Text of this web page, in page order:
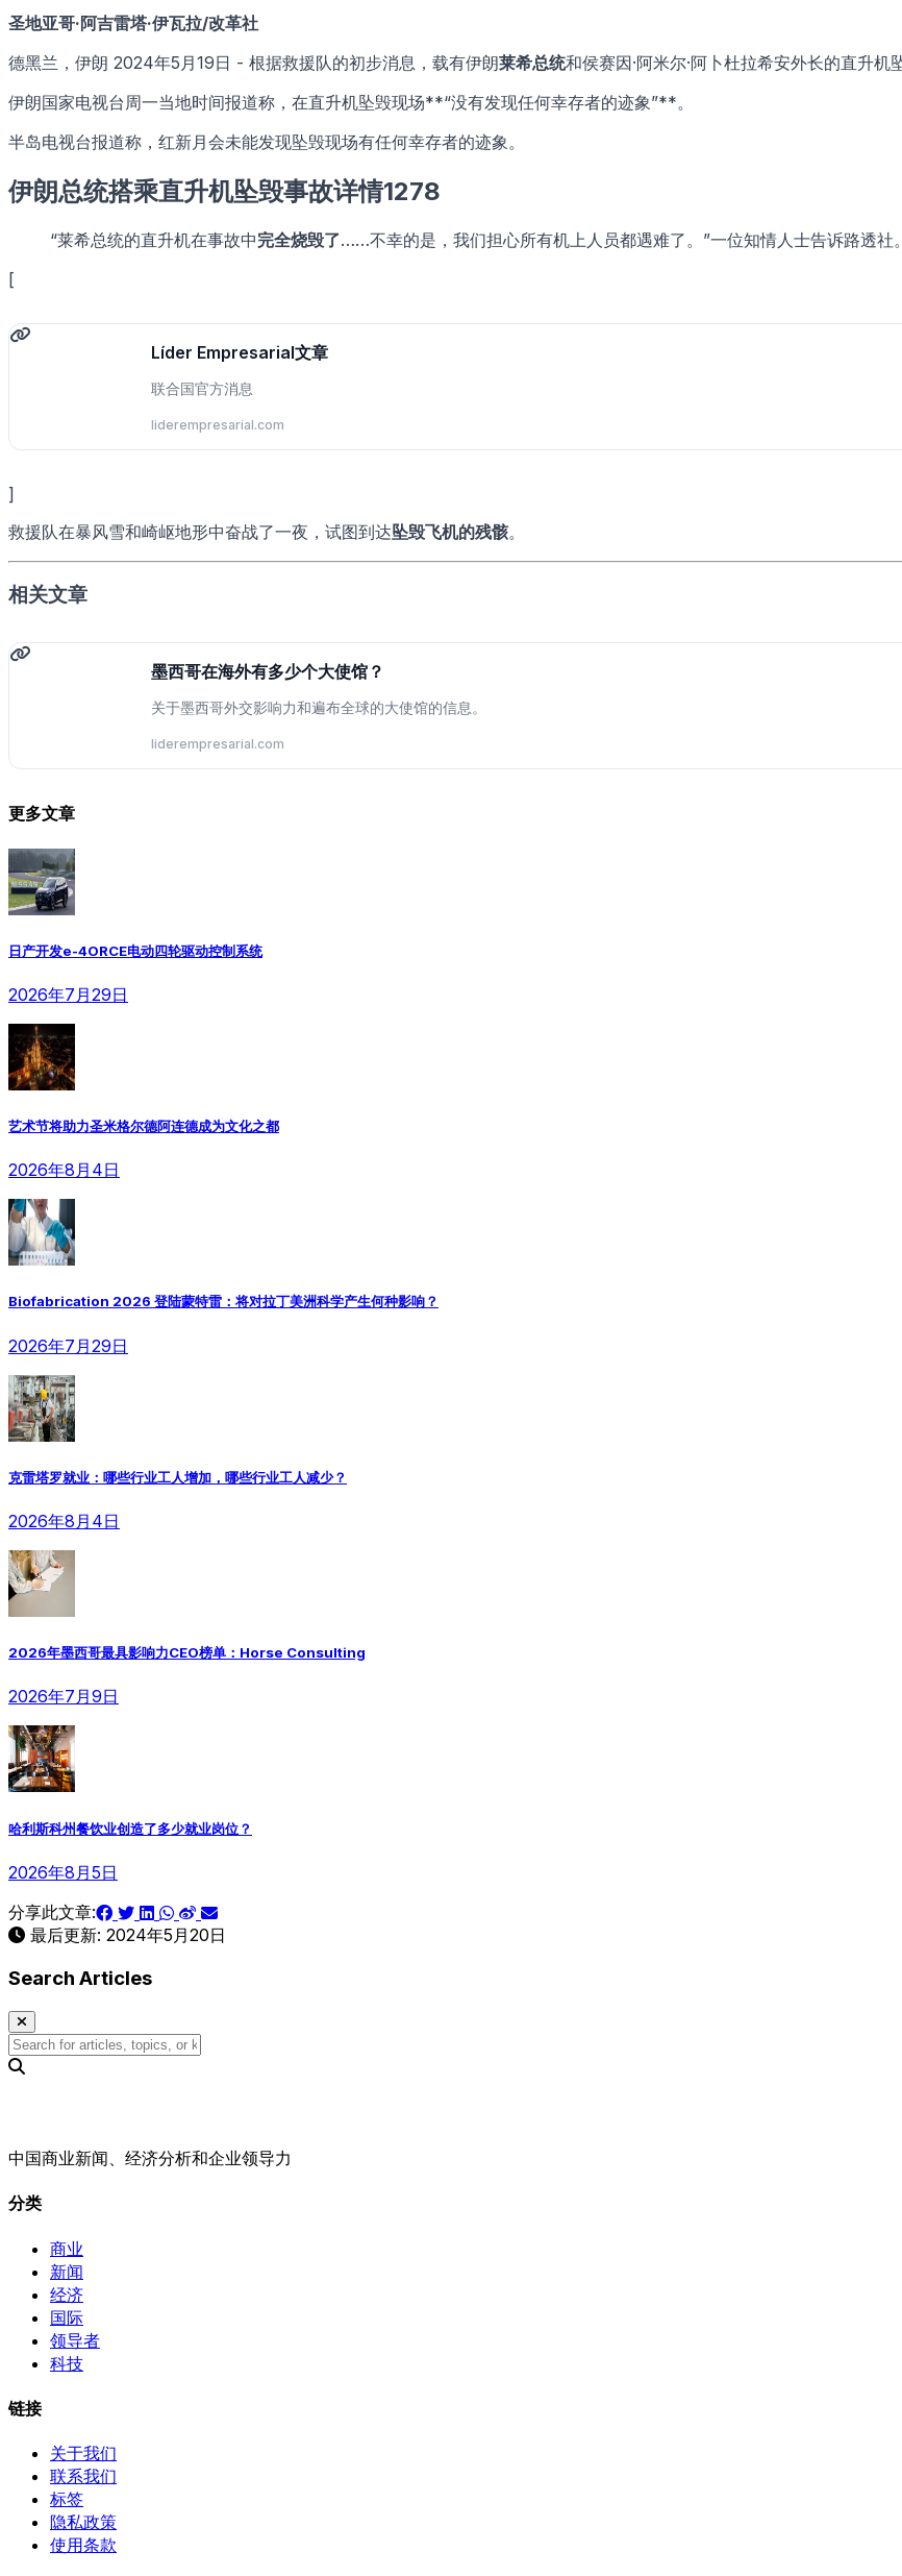
圣地亚哥·阿吉雷塔·伊瓦拉/改革社
德黑兰，伊朗 2024年5月19日 - 根据救援队的初步消息，载有伊朗莱希总统和侯赛因·阿米尔·阿卜杜拉希安外长的直升机
伊朗国家电视台周一当地时间报道称，在直升机坠毁现场**“没有发现任何幸存者的迹象”**。
半岛电视台报道称，红新月会未能发现坠毁现场有任何幸存者的迹象。
伊朗总统搭乘直升机坠毁事故详情1278
“莱希总统的直升机在事故中完全烧毁了……不幸的是，我们担心所有机上人员都遇难了。”一位知情人士告诉路透社。
[
Líder Empresarial文章
联合国官方消息
liderempresarial.com
]
救援队在暴风雪和崎岖地形中奋战了一夜，试图到达坠毁飞机的残骸。
相关文章
墨西哥在海外有多少个大使馆？
关于墨西哥外交影响力和遍布全球的大使馆的信息。
liderempresarial.com
更多文章
日产开发e-4ORCE电动四轮驱动控制系统
2026年7月29日
艺术节将助力圣米格尔德阿连德成为文化之都
2026年8月4日
Biofabrication 2026 登陆蒙特雷：将对拉丁美洲科学产生何种影响？
2026年7月29日
克雷塔罗就业：哪些行业工人增加，哪些行业工人减少？
2026年8月4日
2026年墨西哥最具影响力CEO榜单：Horse Consulting
2026年7月9日
哈利斯科州餐饮业创造了多少就业岗位？
2026年8月5日
分享此文章:
最后更新: 2024年5月20日
Search Articles
中国商业新闻、经济分析和企业领导力
分类
商业
新闻
经济
国际
领导者
科技
链接
关于我们
联系我们
标签
隐私政策
使用条款